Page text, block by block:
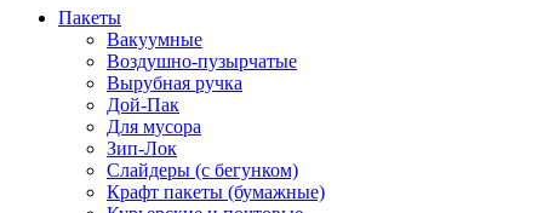
Пакеты
Вакуумные
Воздушно-пузырчатые
Вырубная ручка
Дой-Пак
Для мусора
Зип-Лок
Слайдеры (с бегунком)
Крафт пакеты (бумажные)